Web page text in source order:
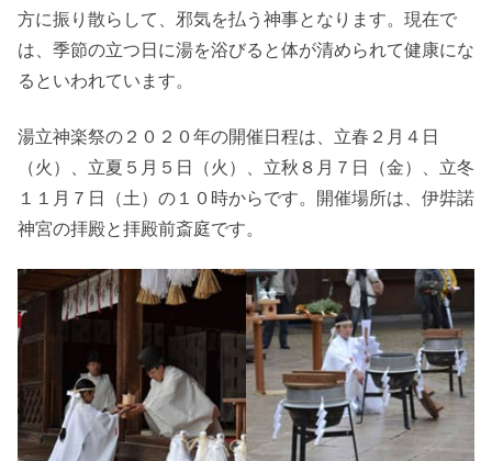
方に振り散らして、邪気を払う神事となります。現在で
は、季節の立つ日に湯を浴びると体が清められて健康にな
るといわれています。
湯立神楽祭の２０２０年の開催日程は、立春２月４日
（火）、立夏５月５日（火）、立秋８月７日（金）、立冬
１１月７日（土）の１０時からです。開催場所は、伊弉諾
神宮の拝殿と拝殿前斎庭です。